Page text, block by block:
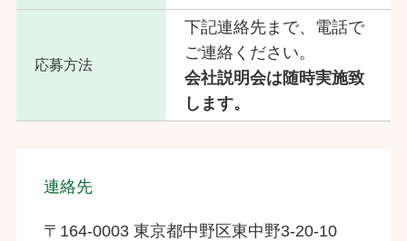
応募方法
下記連絡先まで、電話で
ご連絡ください。
会社説明会は随時実施致
します。
連絡先
〒164-0003 東京都中野区東中野3-20-10